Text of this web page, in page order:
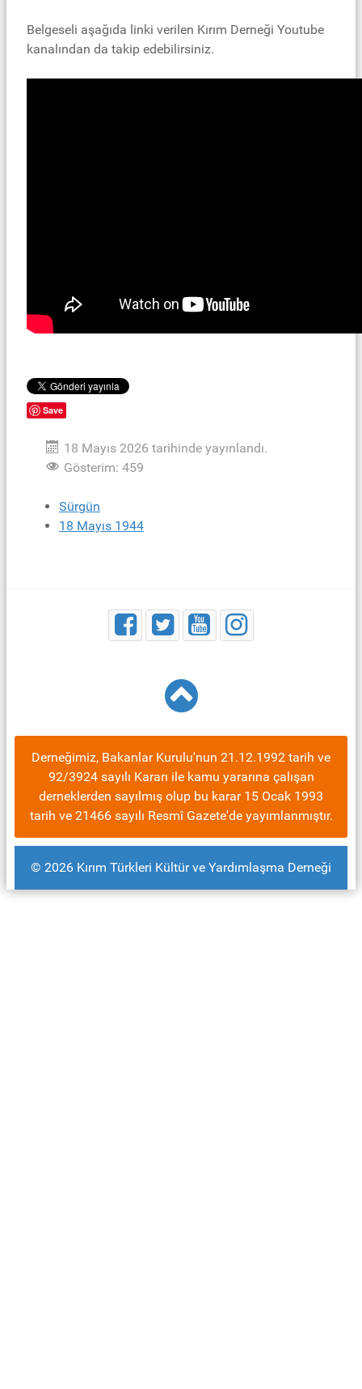
Belgeseli aşağıda linki verilen Kırım Derneği Youtube
kanalından da takip edebilirsiniz.
Save
18 Mayıs 2026 tarihinde yayınlandı.
Gösterim: 459
Sürgün
18 Mayıs 1944
Derneğimiz, Bakanlar Kurulu'nun 21.12.1992 tarih ve
92/3924 sayılı Kararı ile kamu yararına çalışan
derneklerden sayılmış olup bu karar 15 Ocak 1993
tarih ve 21466 sayılı Resmî Gazete'de yayımlanmıştır.
© 2026 Kırım Türkleri Kültür ve Yardımlaşma Derneği